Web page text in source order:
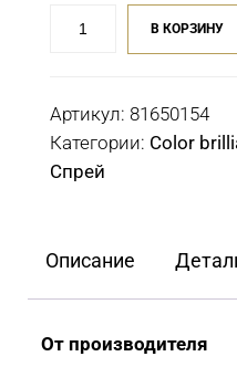
концентрат
для
защиты
Brilliance,
В КОРЗИНУ
Артикул: 81650154
Категории: Color
Спрей
Описание
От производителя